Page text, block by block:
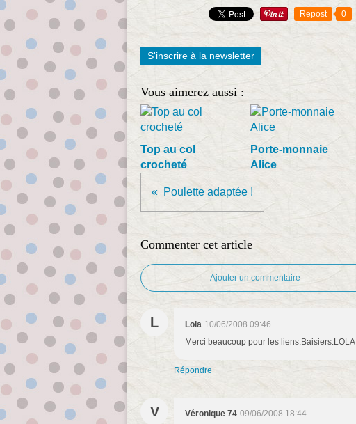
Repost 0
S'inscrire à la newsletter
Vous aimerez aussi :
Top au col
crocheté
Porte-monnaie
Alice
Poulette adaptée !
Commenter cet article
Ajouter un commentaire
L Lola 10/06/2008 09:46
Merci beaucoup pour les liens.Baisiers.LOLA
Répondre
V Véronique 74 09/06/2008 18:44